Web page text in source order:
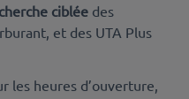
ciblée des
et des UTA Plus
les heures d’ouverture,